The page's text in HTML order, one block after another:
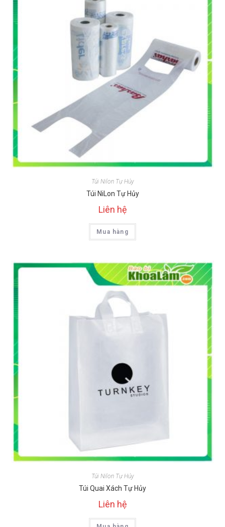
Túi Nilon Tự Hủy
Túi NiLon Tự Hủy
Liên hệ
Mua hàng
Túi Nilon Tự Hủy
Túi Quai Xách Tự Hủy
Liên hệ